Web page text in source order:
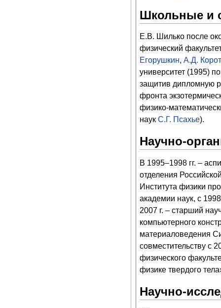
Школьные и
Е.В. Шилько после
физический
Егорушкин, А.Д.
университет (1995)
защитив дипломную
фронта
физико-
наук С.Г. Псахье).
Научно-
В 1995–1998 гг. –
отделения
Института физики
академии наук, с
2007 г. – старший
компьютерного
материаловедения
совместительству с
физического
физике твердого
Научно-